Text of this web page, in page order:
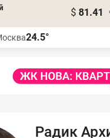
$ 81.41
24.5°
Радик